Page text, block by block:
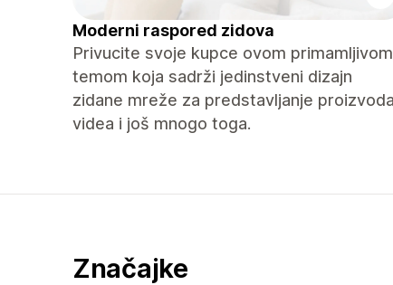
Moderni raspored zidova
Privucite svoje kupce ovom primamljivom
temom koja sadrži jedinstveni dizajn
zidane mreže za predstavljanje
videa i još mnogo toga.
Značajke